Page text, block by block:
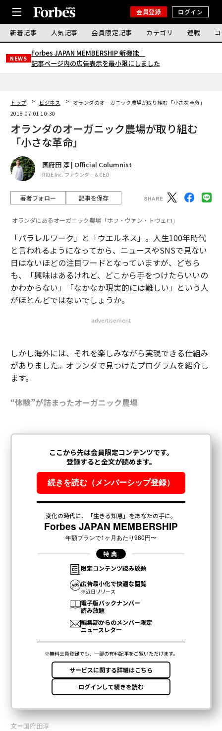
会員登録 ログイン
新着記事 人気記事 会員限定記事 カテゴリ 連載
NEWS
Forbes JAPAN MEMBERSHIP 新機能｜
記事ページ内の広告表示を最小限にしました
トップ ビジネス
オランダのオーガニック農場が取り組む「小さな革命」
2018.07.01 10:30
オランダのオーガニック農場が取り組む
「小さな革命」
国府田 淳 | Official Columnist
RIDE Inc. ファウンダー＆CEO
著者フォロー 記事を保存
オランダにあるオーガニック農場「ホフ・ヴァン・トウェロ」
「パラレルワーク」と「ウエルネス」。人生100年時代
と言われるようになってから、ニュースやSNSで見ない
日はないほどの注目ワードとなっていますが、どちら
も、「興味はあるけれど、どこから手をつけたらいいの
かわからない」「なかなか現実的には難しい」という人
がほとんどではないでしょうか。
advertisement
しかし海外には、それを楽しみながら実現できる仕組み
がありました。オランダで見つけたプログラムを紹介し
ます。
“体験”が詰まったオーガニック農場
文＝国府田淳